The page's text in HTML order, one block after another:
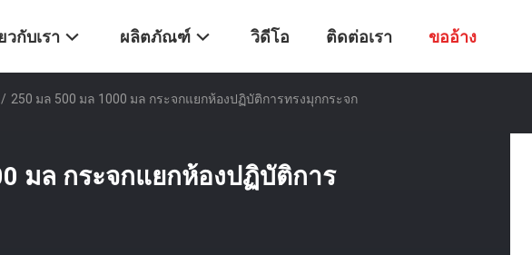
วกับเรา ผลิตภัณฑ์ วิดีโอ ติดต่อเรา ขออ้าง
/ 250 มล 500 มล 1000 มล กระจกแยกห้องปฏิบัติการทรงมุกกระจก
มล กระจกแยกห้องปฏิบัติการ